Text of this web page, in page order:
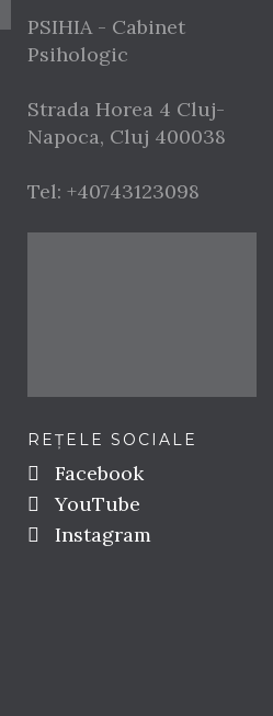
PSIHIA - Cabinet
Psihologic
Strada Horea 4 Cluj-
Napoca, Cluj 400038
Tel: +40743123098
REȚELE SOCIALE
Facebook
YouTube
Instagram